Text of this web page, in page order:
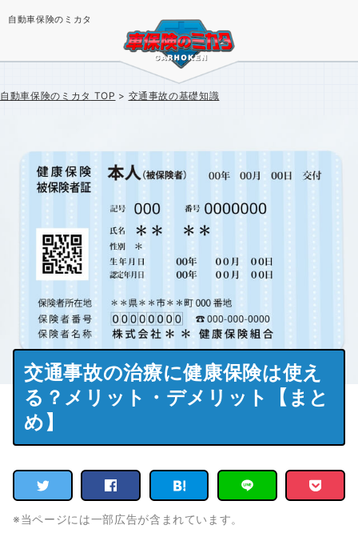
自動車保険のミカタ
自動車保険のミカタ TOP 交通事故の基礎知識
交通事故の治療に健康保険は使え
る？メリット・デメリット【まと
め】
※当ページには一部広告が含まれています。